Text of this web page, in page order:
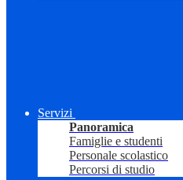
Servizi
Panoramica
Famiglie e studenti
Personale scolastico
Percorsi di studio